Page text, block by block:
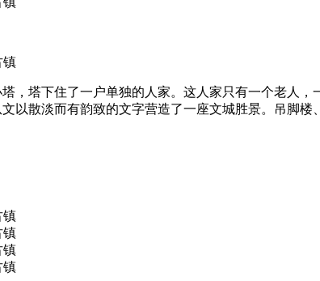
，塔下住了一户单独的人家。这人家只有一个老人，
以散淡而有韵致的文字营造了一座文城胜景。吊脚楼